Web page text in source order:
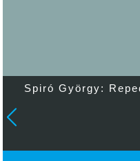
Spiró György: